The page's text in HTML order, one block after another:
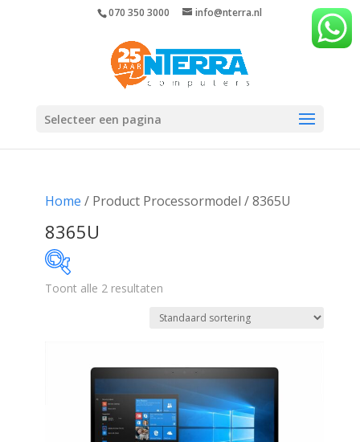
070 350 3000 info@nterra.nl
Selecteer een pagina
Home / Product Processormodel / 8365U
8365U
Toont alle 2 resultaten